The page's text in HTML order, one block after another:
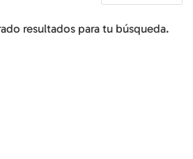
resultados para tu búsqueda.